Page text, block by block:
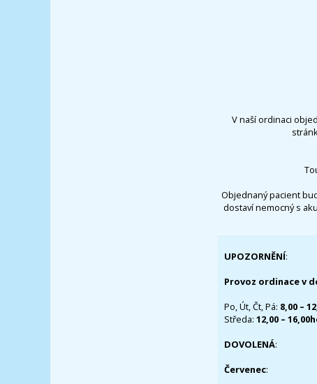
V naší ordinaci
Objednaný pacient
dostaví nemocný s
UPOZORNĚNÍ:
Provoz ordinace v
Po, Út, Čt, Pá: 8,00 –
Středa: 12,00 –
DOVOLENÁ:
Červenec: